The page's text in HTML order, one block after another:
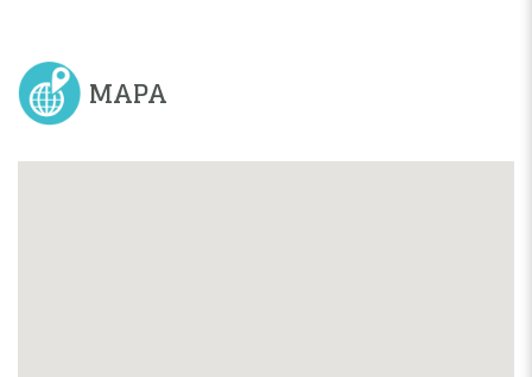
MAPA